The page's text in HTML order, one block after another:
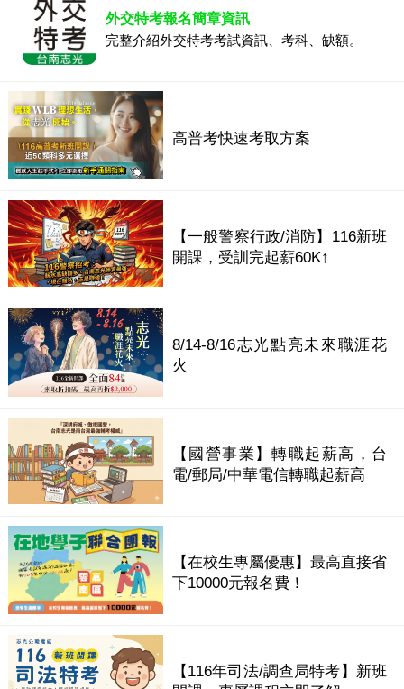
外交特考報名簡章資訊
完整介紹外交特考考試資訊、考科、缺額。
高普考快速考取方案
【一般警察行政/消防】116新班
開課，受訓完起薪60K↑
8/14-8/16志光點亮未來職涯花
火
【國營事業】轉職起薪高，台
電/郵局/中華電信轉職起薪高
【在校生專屬優惠】最高直接省
下10000元報名費！
【116年司法/調查局特考】新班